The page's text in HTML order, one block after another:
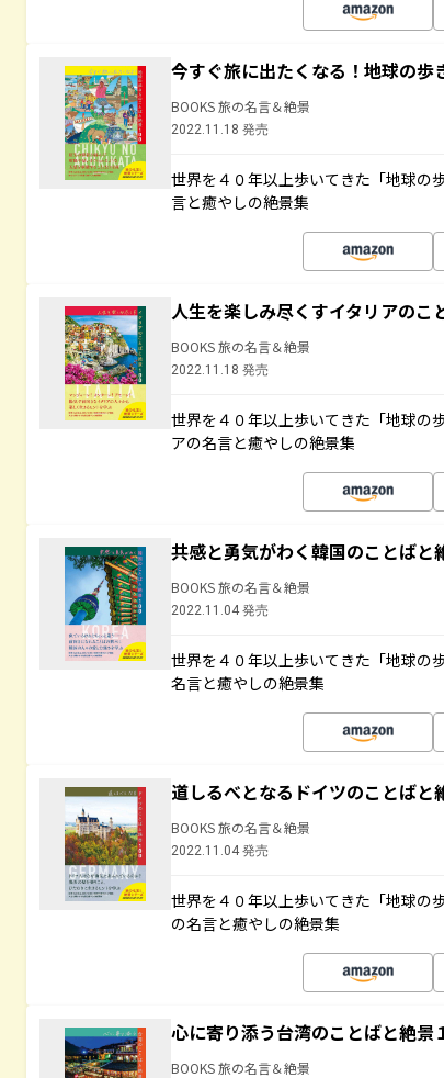
今すぐ旅に出たくなる！地球の歩
BOOKS 旅の名言＆絶景
2022.11.18 発売
世界を４０年以上歩いてきた「地球の
言と癒やしの絶景集
人生を楽しみ尽くすイタリアのこ
BOOKS 旅の名言＆絶景
2022.11.18 発売
世界を４０年以上歩いてきた「地球の
アの名言と癒やしの絶景集
共感と勇気がわく韓国のことばと
BOOKS 旅の名言＆絶景
2022.11.04 発売
世界を４０年以上歩いてきた「地球の
名言と癒やしの絶景集
道しるべとなるドイツのことばと
BOOKS 旅の名言＆絶景
2022.11.04 発売
世界を４０年以上歩いてきた「地球の
の名言と癒やしの絶景集
心に寄り添う台湾のことばと絶景
BOOKS 旅の名言＆絶景